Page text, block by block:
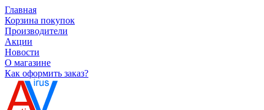
Главная
Корзина покупок
Производители
Акции
Новости
О магазине
Как оформить заказ?